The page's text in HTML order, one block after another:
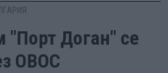
"Порт Доган" се
ОВОС